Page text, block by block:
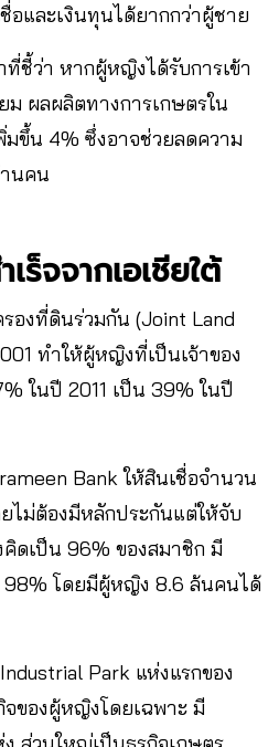
อและเงินทุนได้ยากกว่าผู้ชาย
ชี้ว่า หากผู้หญิงได้รับการเข้า
ม ผลผลิตทางการเกษตรใน
ขึ้น 4% ซึ่งอาจช่วยลดความ
นคน
ร็จจากเอเชียใต้
องที่ดินร่วมกัน (Joint Land
ทำให้ผู้หญิงที่เป็นเจ้าของ
ในปี 2011 เป็น 39% ในปี
Bank ให้สินเชื่อจำนวน
ไม่ต้องมีหลักประกันแต่ให้จับ
ดเป็น 96% ของสมาชิก มี
98% โดยมีผู้หญิง 8.6 ล้นคนได้
Park แห่งแรกของ
ของผู้หญิงโดยเฉพาะ มี